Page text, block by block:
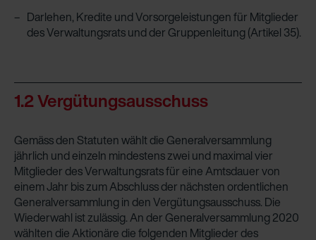
Darlehen, Kredite und Vorsorgeleistungen für Mitglieder
des Verwaltungsrats und der Gruppen­leitung (Artikel 35).
1.2 Vergütungsausschuss
Gemäss den Statuten wählt die Generalversammlung
jährlich und einzeln mindestens zwei und maximal vier
Mitglieder des Verwaltungsrats für eine Amtsdauer von
einem Jahr bis zum Abschluss der nächsten ordentlichen
Generalversammlung in den Vergütungsausschuss. Die
Wiederwahl ist zulässig. An der Generalversammlung 2020
wählten die Ak­tionäre die folgenden Mitglieder des